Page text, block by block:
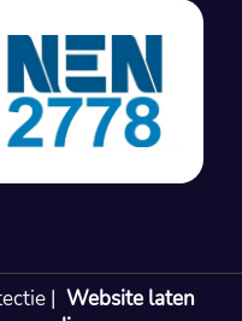
| Website laten